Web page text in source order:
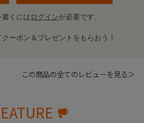
くにはログインが必要です。
ーポン＆プレゼントをもらおう！
この商品の全てのレビューを見る＞